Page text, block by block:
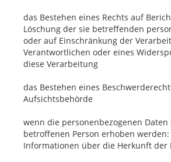
das Bestehen eines Rechts auf
Löschung der sie betreffenden
oder auf Einschränkung der
Verantwortlichen oder eines
diese Verarbeitung
das Bestehen eines
Aufsichtsbehörde
wenn die personenbezogenen
betroffenen Person erhoben
Informationen über die Herkunft der